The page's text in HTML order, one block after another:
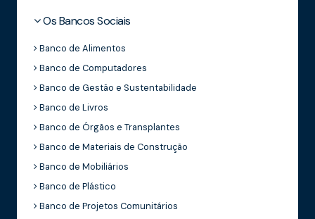
Os Bancos Sociais
Banco de Alimentos
Banco de Computadores
Banco de Gestão e Sustentabilidade
Banco de Livros
Banco de Órgãos e Transplantes
Banco de Materiais de Construção
Banco de Mobiliários
Banco de Plástico
Banco de Projetos Comunitários